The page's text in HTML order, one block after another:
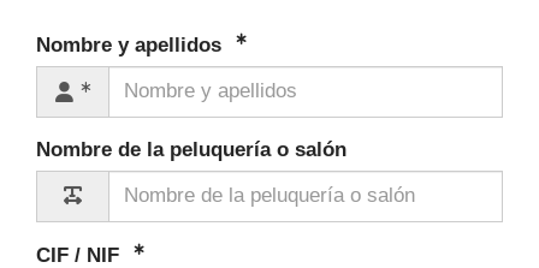
Nombre y apellidos
Nombre de la peluquería o salón
CIF / NIF